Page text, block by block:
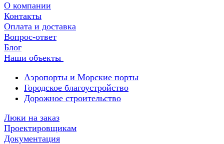
О компании
Контакты
Оплата и доставка
Вопрос-ответ
Блог
Наши объекты
Аэропорты и Морские порты
Городское благоустройство
Дорожное строительство
Люки на заказ
Проектировщикам
Документация